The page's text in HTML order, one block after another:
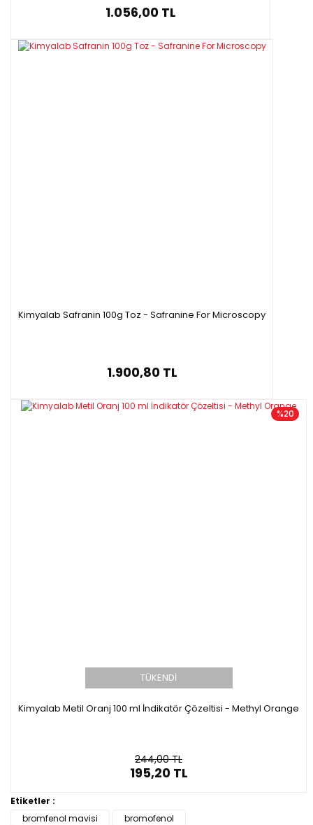
1.056,00 TL
Kimyalab Safranin 100g Toz - Safranine For Microscopy
1.900,80 TL
%20
TÜKENDİ
Kimyalab Metil Oranj 100 ml İndikatör Çözeltisi - Methyl Orange
244,00 TL
195,20 TL
Etiketler :
bromfenol mavisi
bromofenol